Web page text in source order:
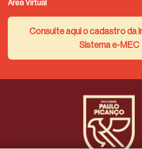
Área Virtual
Consulte aqui o cadastro da
Sistema e-MEC